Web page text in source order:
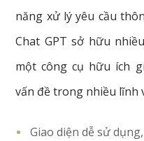
năng xử lý yêu cầu
Chat GPT sở hữu
một công cụ hữu ích
vấn đề trong nhiều lĩnh
Giao diện dễ sử